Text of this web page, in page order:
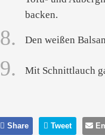
backen.
8. Den weißen
9. Mit Schnittlauch
Share Tweet